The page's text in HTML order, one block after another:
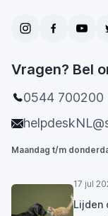
Vragen? Bel
0544 700200
Maandag t/m
17 jul
Lijden